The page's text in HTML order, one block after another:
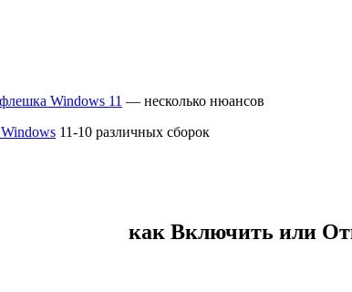
Windows 11 — несколько нюансов
Windows 11-10 различных сборок
как Включить или